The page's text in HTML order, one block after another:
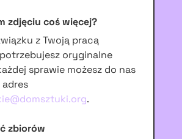
zdjęciu coś więcej?
z Twoją pracą
oryginalne
sprawie możesz do nas
.
zbiorów